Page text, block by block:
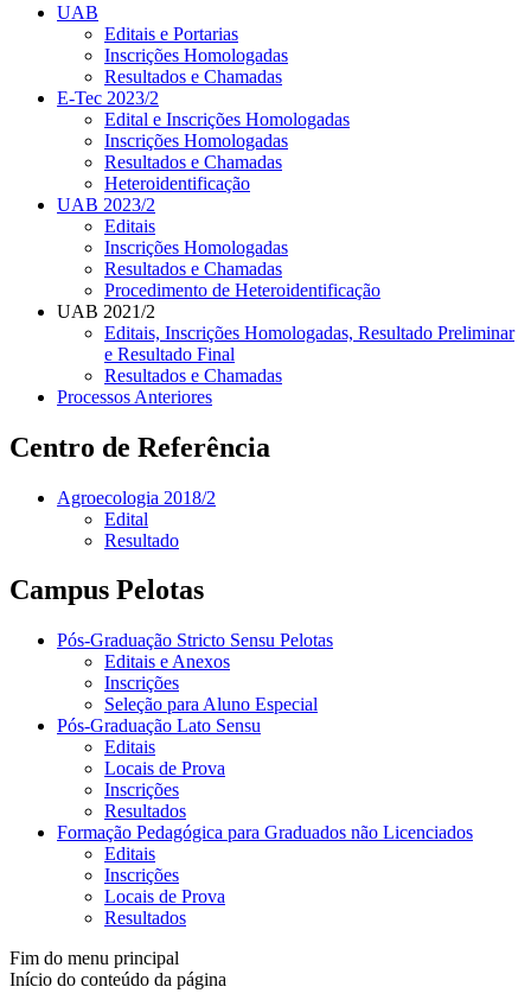
UAB
Editais e Portarias
Inscrições Homologadas
Resultados e Chamadas
E-Tec 2023/2
Edital e Inscrições Homologadas
Inscrições Homologadas
Resultados e Chamadas
Heteroidentificação
UAB 2023/2
Editais
Inscrições Homologadas
Resultados e Chamadas
Procedimento de Heteroidentificação
UAB 2021/2
Editais, Inscrições Homologadas, Resultado Preliminar
e Resultado Final
Resultados e Chamadas
Processos Anteriores
Centro de Referência
Agroecologia 2018/2
Edital
Resultado
Campus Pelotas
Pós-Graduação Stricto Sensu Pelotas
Editais e Anexos
Inscrições
Seleção para Aluno Especial
Pós-Graduação Lato Sensu
Editais
Locais de Prova
Inscrições
Resultados
Formação Pedagógica para Graduados não Licenciados
Editais
Inscrições
Locais de Prova
Resultados
Fim do menu principal
Início do conteúdo da página